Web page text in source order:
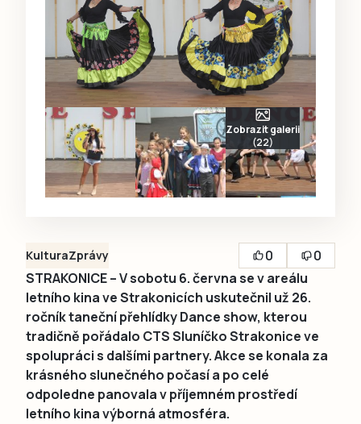
Zobrazit galerii
(22)
KulturaZprávy 0
0
STRAKONICE – V sobotu 6. června se v areálu
letního kina ve Strakonicích uskutečnil už 26.
ročník taneční přehlídky Dance show, kterou
tradičně pořádalo CTS Sluníčko Strakonice ve
spolupráci s dalšími partnery. Akce se konala za
krásného slunečného počasí a po celé
odpoledne panovala v příjemném prostředí
letního kina výborná atmosféra.